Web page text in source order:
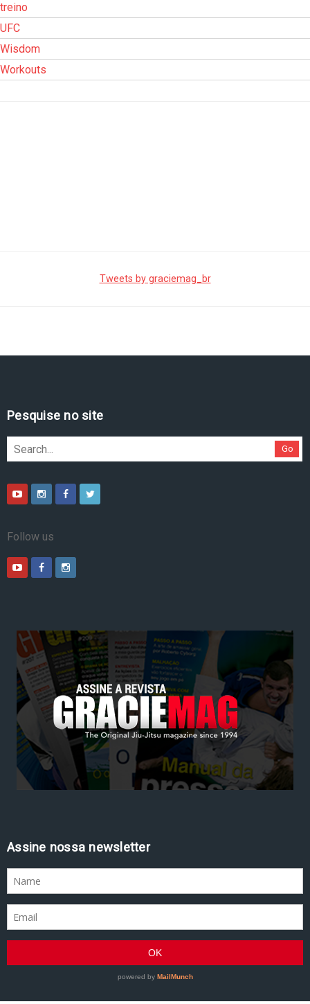
treino
UFC
Wisdom
Workouts
Tweets by graciemag_br
Pesquise no site
Go
Follow us
Assine nossa newsletter